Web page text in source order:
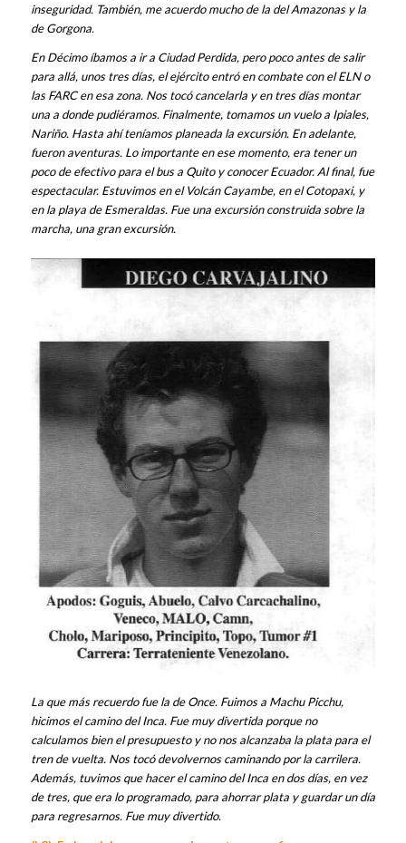
inseguridad. También, me acuerdo mucho de la del Amazonas y la
de Gorgona.
En Décimo íbamos a ir a Ciudad Perdida, pero poco antes de salir
para allá, unos tres días, el ejército entró en combate con el ELN o
las FARC en esa zona. Nos tocó cancelarla y en tres días montar
una a donde pudiéramos. Finalmente, tomamos un vuelo a Ipiales,
Nariño. Hasta ahí teníamos planeada la excursión. En adelante,
fueron aventuras. Lo importante en ese momento, era tener un
poco de efectivo para el bus a Quito y conocer Ecuador. Al final, fue
espectacular. Estuvimos en el Volcán Cayambe, en el Cotopaxi, y
en la playa de Esmeraldas. Fue una excursión construida sobre la
marcha, una gran excursión.
La que más recuerdo fue la de Once. Fuimos a Machu Picchu,
hicimos el camino del Inca. Fue muy divertida porque no
calculamos bien el presupuesto y no nos alcanzaba la plata para el
tren de vuelta. Nos tocó devolvernos caminando por la carrilera.
Además, tuvimos que hacer el camino del Inca en dos días, en vez
de tres, que era lo programado, para ahorrar plata y guardar un día
para regresarnos. Fue muy divertido.